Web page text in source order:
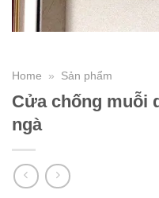
Home » Sản phẩm
Cửa chống muỗi
ngà